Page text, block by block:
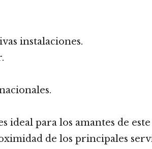
instalaciones.
ideal para los amantes de
de los principales